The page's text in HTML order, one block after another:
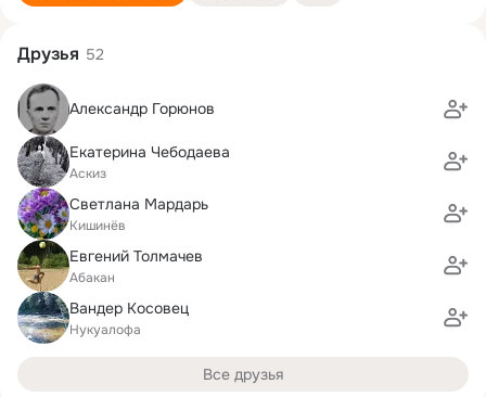
Друзья 52
Александр Горюнов
Екатерина Чебодаева
Аскиз
Светлана Мардарь
Кишинёв
Евгений Толмачев
Абакан
Вандер Косовец
Нукуалофа
Все друзья